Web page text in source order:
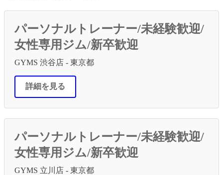
パーソナルトレーナー/未経験歓迎/
女性専用ジム/新卒歓迎
GYMS 渋谷店 - 東京都
詳細を見る
パーソナルトレーナー/未経験歓迎/
女性専用ジム/新卒歓迎
GYMS 立川店 - 東京都